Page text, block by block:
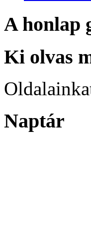
A honlap
Ki olvas
Naptár